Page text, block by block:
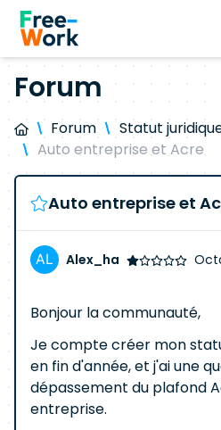
Forum
Forum
Statut
Auto entreprise et Acre
Auto entreprise et
Alex_ha
Bonjour la communauté,
Je compte créer mon
en fin d'année, et j'ai une
dépassement du plafond
entreprise.